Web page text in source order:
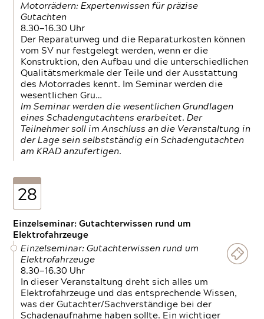
Motorrädern: Expertenwissen für präzise
Gutachten
8.30—16.30 Uhr
Der Reparaturweg und die Reparaturkosten können
vom SV nur festgelegt werden, wenn er die
Konstruktion, den Aufbau und die unterschiedlichen
Qualitätsmerkmale der Teile und der Ausstattung
des Motorrades kennt. Im Seminar werden die
wesentlichen Gru…
Im Seminar werden die wesentlichen Grundlagen
eines Schadengutachtens erarbeitet. Der
Teilnehmer soll im Anschluss an die Veranstaltung in
der Lage sein selbstständig ein Schadengutachten
am KRAD anzufertigen.
28
Einzelseminar: Gutachterwissen rund um
Elektrofahrzeuge
Einzelseminar: Gutachterwissen rund um
Elektrofahrzeuge
8.30—16.30 Uhr
In dieser Veranstaltung dreht sich alles um
Elektrofahrzeuge und das entsprechende Wissen,
was der Gutachter/Sachverständige bei der
Schadenaufnahme haben sollte. Ein wichtiger